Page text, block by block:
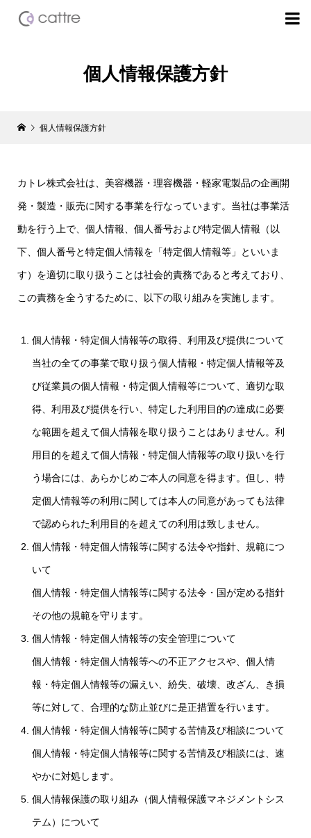

個人情報保護方針
個人情報保護方針
カトレ株式会社は、美容機器・理容機器・軽家電製品の企画開
発・製造・販売に関する事業を行なっています。当社は事業活
動を行う上で、個人情報、個人番号および特定個人情報（以
下、個人番号と特定個人情報を「特定個人情報等」といいま
す）を適切に取り扱うことは社会的責務であると考えており、
この責務を全うするために、以下の取り組みを実施します。
個人情報・特定個人情報等の取得、利用及び提供について
当社の全ての事業で取り扱う個人情報・特定個人情報等及
び従業員の個人情報・特定個人情報等について、適切な取
得、利用及び提供を行い、特定した利用目的の達成に必要
な範囲を超えて個人情報を取り扱うことはありません。利
用目的を超えて個人情報・特定個人情報等の取り扱いを行
う場合には、あらかじめご本人の同意を得ます。但し、特
定個人情報等の利用に関しては本人の同意があっても法律
で認められた利用目的を超えての利用は致しません。
個人情報・特定個人情報等に関する法令や指針、規範につ
いて
個人情報・特定個人情報等に関する法令・国が定める指針
その他の規範を守ります。
個人情報・特定個人情報等の安全管理について
個人情報・特定個人情報等への不正アクセスや、個人情
報・特定個人情報等の漏えい、紛失、破壊、改ざん、き損
等に対して、合理的な防止並びに是正措置を行います。
個人情報・特定個人情報等に関する苦情及び相談について
個人情報・特定個人情報等に関する苦情及び相談には、速
やかに対処します。
個人情報保護の取り組み（個人情報保護マネジメントシス
テム）について